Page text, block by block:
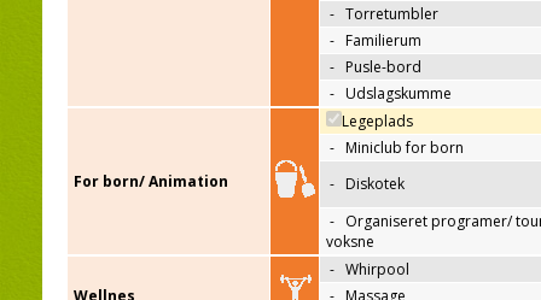
- Torretumbler
- Familierum
- Pusle-bord
- Udslagskumme
For born/ Animation
Legeplads
- Miniclub for born
- Diskotek
- Organiseret programer/
voksne
- Whirpool